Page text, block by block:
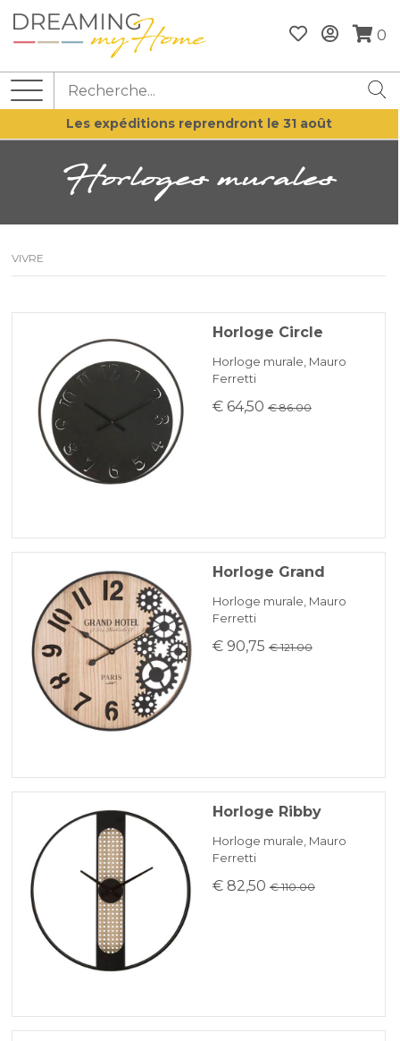
0
Les expéditions reprendront le 31 août
Horloges murales
VIVRE
Horloge Circle
Horloge murale, Mauro
Ferretti
€ 64,50 € 86.00
Horloge Grand
Horloge murale, Mauro
Ferretti
€ 90,75 € 121.00
Horloge Ribby
Horloge murale, Mauro
Ferretti
€ 82,50 € 110.00